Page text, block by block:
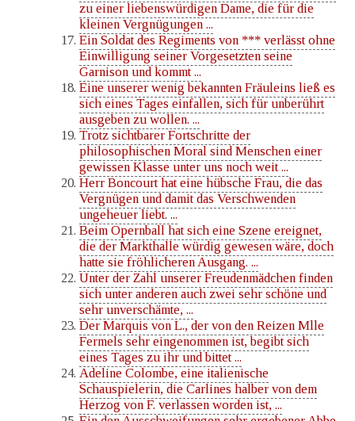
zu einer liebenswürdigen Dame, die für die
kleinen Vergnügungen ...
Ein Soldat des Regiments von *** verlässt ohne
Einwilligung seiner Vorgesetzten seine
Garnison und kommt ...
Eine unserer wenig bekannten Fräuleins ließ es
sich eines Tages einfallen, sich für unberührt
ausgeben zu wollen. ...
Trotz sichtbarer Fortschritte der
philosophischen Moral sind Menschen einer
gewissen Klasse unter uns noch weit ...
Herr Boncourt hat eine hübsche Frau, die das
Vergnügen und damit das Verschwenden
ungeheuer liebt. ...
Beim Opernball hat sich eine Szene ereignet,
die der Markthalle würdig gewesen wäre, doch
hatte sie fröhlicheren Ausgang. ...
Unter der Zahl unserer Freudenmädchen finden
sich unter anderen auch zwei sehr schöne und
sehr unverschämte, ...
Der Marquis von L., der von den Reizen Mlle
Fermels sehr eingenommen ist, begibt sich
eines Tages zu ihr und bittet ...
Adeline Colombe, eine italienische
Schauspielerin, die Carlines halber von dem
Herzog von F. verlassen worden ist, ...